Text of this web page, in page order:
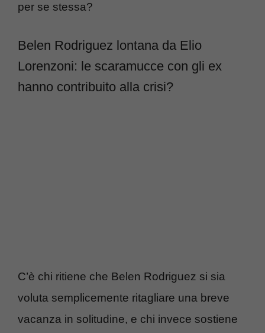
per se stessa?
Belen Rodriguez lontana da Elio
Lorenzoni: le scaramucce con gli ex
hanno contribuito alla crisi?
C’è chi ritiene che Belen Rodriguez si sia
voluta semplicemente ritagliare una breve
vacanza in solitudine, e chi invece sostiene